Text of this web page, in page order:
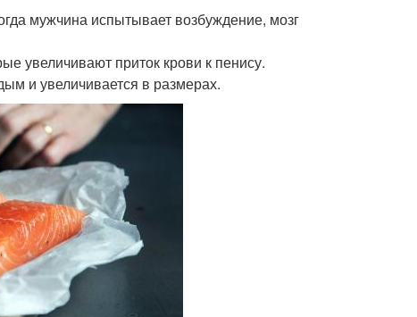
мужчина испытывает возбуждение, мозг
увеличивают приток крови к пенису.
и увеличивается в размерах.